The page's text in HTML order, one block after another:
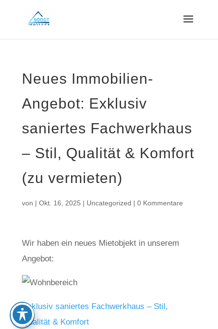
Neues Immobilien-
Angebot: Exklusiv
saniertes Fachwerkhaus
– Stil, Qualität & Komfort
(zu vermieten)
von | Okt. 16, 2025 | Uncategorized | 0 Kommentare
Wir haben ein neues Mietobjekt in unserem
Angebot:
Exklusiv saniertes Fachwerkhaus – Stil,
Qualität & Komfort